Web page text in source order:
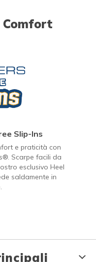
Comfort
Slip-Ins
e praticità con
Scarpe facili da
esclusivo Heel
saldamente in